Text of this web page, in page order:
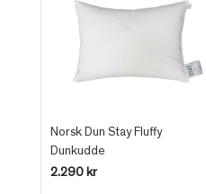
Norsk Dun Stay Fluffy
Dunkudde
2.290 kr